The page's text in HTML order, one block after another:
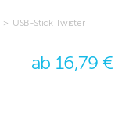
> USB-Stick Twister
ab 16,79 €